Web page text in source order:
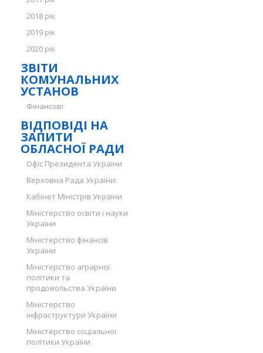
2018 рік
2019 рік
2020 рік
ЗВІТИ
КОМУНАЛЬНИХ
УСТАНОВ
Фінансові
ВІДПОВІДІ НА
ЗАПИТИ
ОБЛАСНОЇ РАДИ
Офіс Президента України
Верховна Рада України:
Кабінет Міністрів України
Міністерство освіти і науки
України
Міністерство фінансів
України
Міністерство аграрної
політики та
продовольства України
Міністерство
інфраструктури України
Міністерство соціальної
політики України